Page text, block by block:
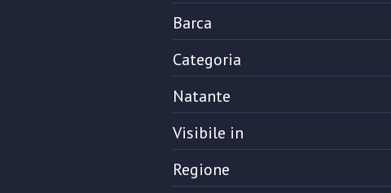
Barca
Categoria
Natante
Visibile in
Regione